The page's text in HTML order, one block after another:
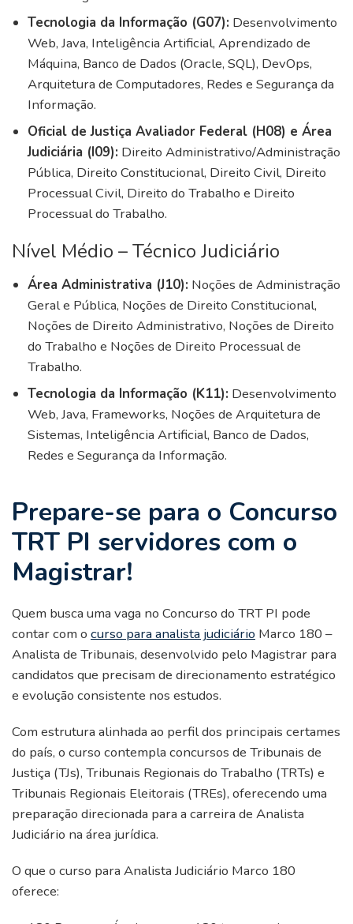
Tecnologia da Informação (G07): Desenvolvimento
Web, Java, Inteligência Artificial, Aprendizado de
Máquina, Banco de Dados (Oracle, SQL), DevOps,
Arquitetura de Computadores, Redes e Segurança da
Informação.
Oficial de Justiça Avaliador Federal (H08) e Área
Judiciária (I09): Direito Administrativo/Administração
Pública, Direito Constitucional, Direito Civil, Direito
Processual Civil, Direito do Trabalho e Direito
Processual do Trabalho.
Nível Médio – Técnico Judiciário
Área Administrativa (J10): Noções de Administração
Geral e Pública, Noções de Direito Constitucional,
Noções de Direito Administrativo, Noções de Direito
do Trabalho e Noções de Direito Processual de
Trabalho.
Tecnologia da Informação (K11): Desenvolvimento
Web, Java, Frameworks, Noções de Arquitetura de
Sistemas, Inteligência Artificial, Banco de Dados,
Redes e Segurança da Informação.
Prepare-se para o Concurso
TRT PI servidores com o
Magistrar!
Quem busca uma vaga no Concurso do TRT PI pode
contar com o curso para analista judiciário Marco 180 –
Analista de Tribunais, desenvolvido pelo Magistrar para
candidatos que precisam de direcionamento estratégico
e evolução consistente nos estudos.
Com estrutura alinhada ao perfil dos principais certames
do país, o curso contempla concursos de Tribunais de
Justiça (TJs), Tribunais Regionais do Trabalho (TRTs) e
Tribunais Regionais Eleitorais (TREs), oferecendo uma
preparação direcionada para a carreira de Analista
Judiciário na área jurídica.
O que o curso para Analista Judiciário Marco 180
oferece: